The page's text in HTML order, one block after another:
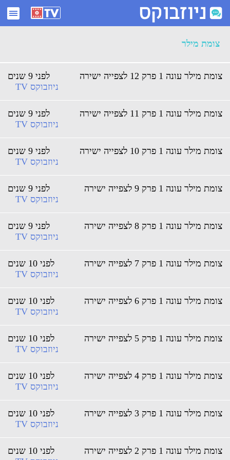
ארכיון צומת מילר - ניוזבוקס
צומת מילר
צומת מילר עונה 1 פרק 12 לצפייה ישירה
לפני 9 שנים
ניוזבוקס TV
צומת מילר עונה 1 פרק 11 לצפייה ישירה
לפני 9 שנים
ניוזבוקס TV
צומת מילר עונה 1 פרק 10 לצפייה ישירה
לפני 9 שנים
ניוזבוקס TV
צומת מילר עונה 1 פרק 9 לצפייה ישירה
לפני 9 שנים
ניוזבוקס TV
צומת מילר עונה 1 פרק 8 לצפייה ישירה
לפני 9 שנים
ניוזבוקס TV
צומת מילר עונה 1 פרק 7 לצפייה ישירה
לפני 10 שנים
ניוזבוקס TV
צומת מילר עונה 1 פרק 6 לצפייה ישירה
לפני 10 שנים
ניוזבוקס TV
צומת מילר עונה 1 פרק 5 לצפייה ישירה
לפני 10 שנים
ניוזבוקס TV
צומת מילר עונה 1 פרק 4 לצפייה ישירה
לפני 10 שנים
ניוזבוקס TV
צומת מילר עונה 1 פרק 3 לצפייה ישירה
לפני 10 שנים
ניוזבוקס TV
צומת מילר עונה 1 פרק 2 לצפייה ישירה
לפני 10 שנים